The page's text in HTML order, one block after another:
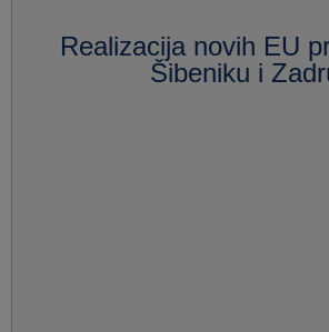
Realizacija novih EU
Šibeniku i